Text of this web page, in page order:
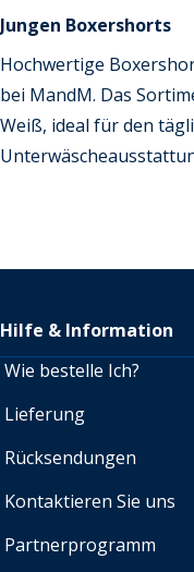
Jungen Boxershorts
Hochwertige
bei MandM. Das
Weiß, ideal für den
Hilfe & Information
Wie bestelle Ich?
Lieferung
Rücksendungen
Kontaktieren Sie uns
Partnerprogramm